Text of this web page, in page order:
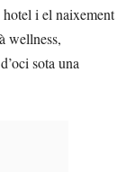
i el naixement
wellness,
sota una